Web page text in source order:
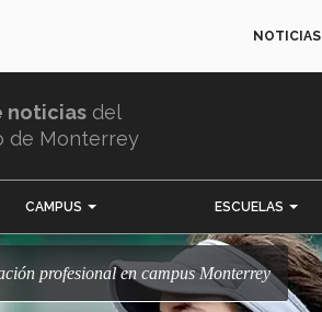
NOTICIAS
noticias del
de Monterrey
CAMPUS ESCUELAS
profesional en campus Monterrey